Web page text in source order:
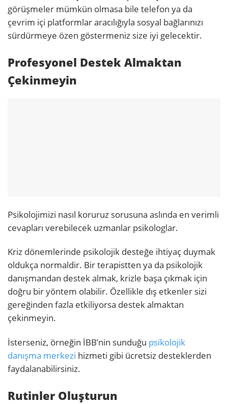
görüşmeler mümkün olmasa bile telefon ya da
çevrim içi platformlar aracılığıyla sosyal bağlarınızı
sürdürmeye özen göstermeniz size iyi gelecektir.
Profesyonel Destek Almaktan
Çekinmeyin
Psikolojimizi nasıl koruruz sorusuna aslında en verimli
cevapları verebilecek uzmanlar psikologlar.
Kriz dönemlerinde psikolojik desteğe ihtiyaç duymak
oldukça normaldir. Bir terapistten ya da psikolojik
danışmandan destek almak, krizle başa çıkmak için
doğru bir yöntem olabilir. Özellikle dış etkenler sizi
gereğinden fazla etkiliyorsa destek almaktan
çekinmeyin.
İsterseniz, örneğin İBB’nin sunduğu psikolojik
danışma merkezi hizmeti gibi ücretsiz desteklerden
faydalanabilirsiniz.
Rutinler Oluşturun